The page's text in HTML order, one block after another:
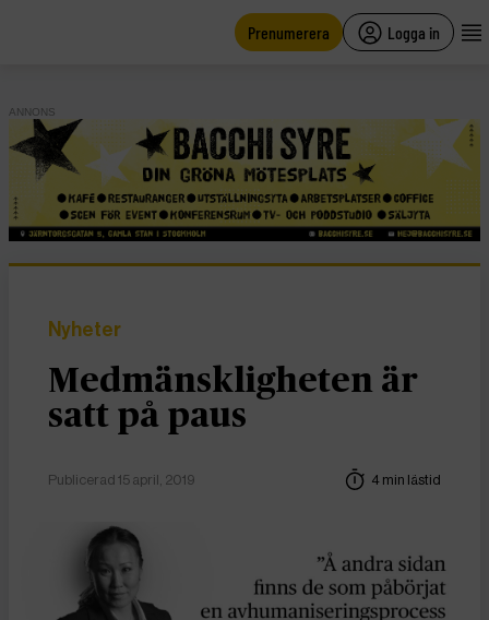
Prenumerera Logga in
ANNONS
Nyheter
Medmänskligheten är
satt på paus
Publicerad 15 april, 2019 4 min lästid